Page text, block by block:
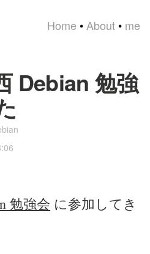
Home • About • me
Debian 勉強
勉強会 に参加してき